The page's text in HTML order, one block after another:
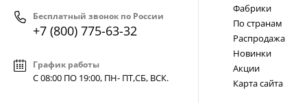
Бесплатный звонок по России
+7 (800) 775-63-32
График работы
С 08:00 ПО 19:00, ПН- ПТ,СБ, ВСК.
Фабрики
По странам
Распродажа
Новинки
Акции
Карта сайта